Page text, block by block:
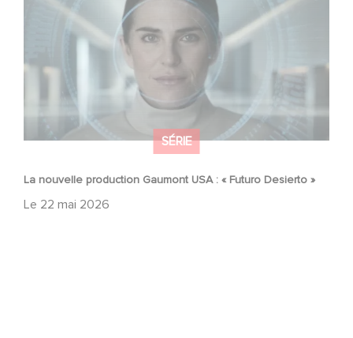
SÉRIE
La nouvelle production Gaumont USA : « Futuro Desierto »
Le 22 mai 2026